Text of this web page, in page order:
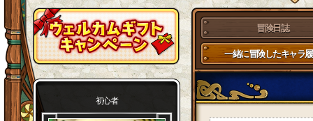
初心者
冒険日誌
一緒に冒険したキャラ